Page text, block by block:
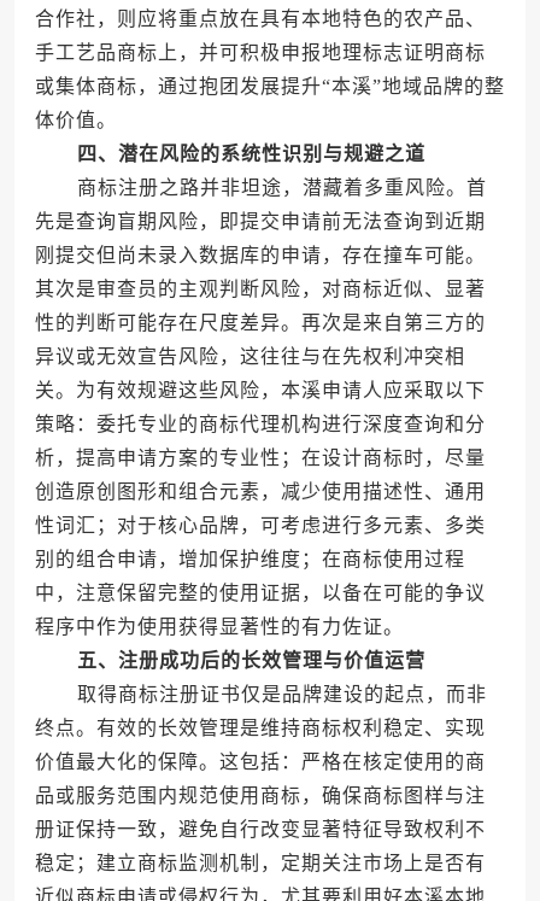
合作社，则应将重点放在具有本地特色的农产品、
手工艺品商标上，并可积极申报地理标志证明商标
或集体商标，通过抱团发展提升“本溪”地域品牌的整
体价值。
四、潜在风险的系统性识别与规避之道
商标注册之路并非坦途，潜藏着多重风险。首
先是查询盲期风险，即提交申请前无法查询到近期
刚提交但尚未录入数据库的申请，存在撞车可能。
其次是审查员的主观判断风险，对商标近似、显著
性的判断可能存在尺度差异。再次是来自第三方的
异议或无效宣告风险，这往往与在先权利冲突相
关。为有效规避这些风险，本溪申请人应采取以下
策略：委托专业的商标代理机构进行深度查询和分
析，提高申请方案的专业性；在设计商标时，尽量
创造原创图形和组合元素，减少使用描述性、通用
性词汇；对于核心品牌，可考虑进行多元素、多类
别的组合申请，增加保护维度；在商标使用过程
中，注意保留完整的使用证据，以备在可能的争议
程序中作为使用获得显著性的有力佐证。
五、注册成功后的长效管理与价值运营
取得商标注册证书仅是品牌建设的起点，而非
终点。有效的长效管理是维持商标权利稳定、实现
价值最大化的保障。这包括：严格在核定使用的商
品或服务范围内规范使用商标，确保商标图样与注
册证保持一致，避免自行改变显著特征导致权利不
稳定；建立商标监测机制，定期关注市场上是否有
近似商标申请或侵权行为，尤其要利用好本溪本地